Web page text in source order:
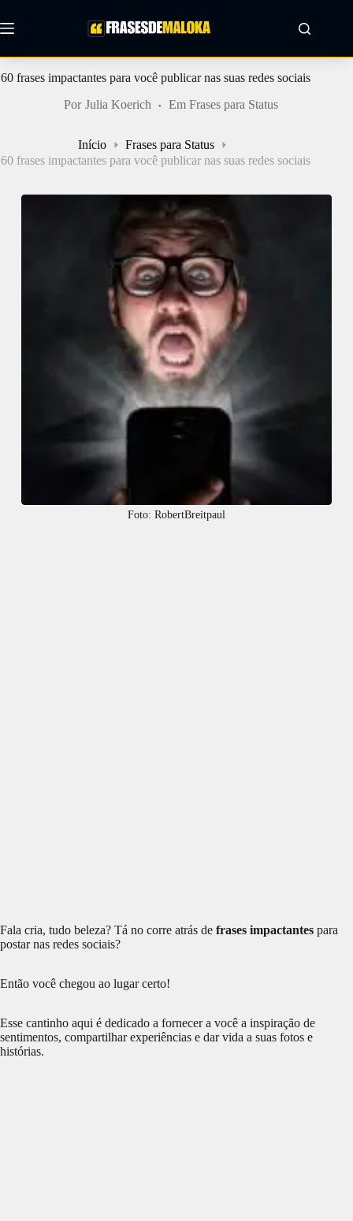
para
o
60 frases impactantes para você publicar nas suas redes sociais
Por Julia Koerich Em Frases para Status
Início
Frases para Status
60 frases impactantes para você publicar nas suas redes sociais
Foto: RobertBreitpaul
Fala cria, tudo beleza? Tá no corre atrás de frases impactantes para
postar nas redes sociais?
Então você chegou ao lugar certo!
Esse cantinho aqui é dedicado a fornecer a você a inspiração de
sentimentos, compartilhar experiências e dar vida a suas fotos e
histórias.